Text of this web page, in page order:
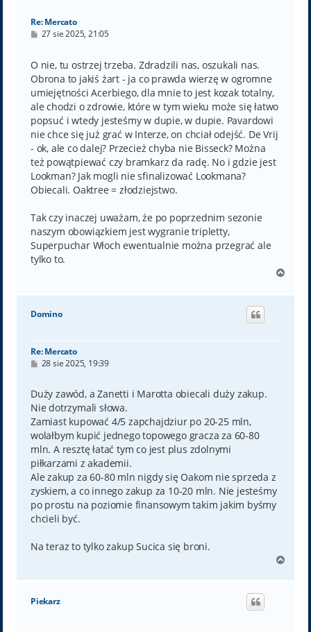
Re: Mercato
P27 sie 2025, 21:05
O nie, tu ostrzej trzeba. Zdradzili nas, oszukali nas.
Obrona to jakiś żart - ja co prawda wierzę w ogromne
umiejętności Acerbiego, dla mnie to jest kozak totalny,
ale chodzi o zdrowie, które w tym wieku może się łatwo
popsuć i wtedy jesteśmy w dupie, w dupie. Pavardowi
nie chce się już grać w Interze, on chciał odejść. De Vrij
- ok, ale co dalej? Przecież chyba nie Bisseck? Można
też powątpiewać czy bramkarz da radę. No i gdzie jest
Lookman? Jak mogli nie sfinalizować Lookmana?
Obiecali. Oaktree = złodziejstwo.
Tak czy inaczej uważam, że po poprzednim sezonie
naszym obowiązkiem jest wygranie tripletty,
Superpuchar Włoch ewentualnie można przegrać ale
tylko to.
g
Domino
Re: Mercato
P
t
28 sie 2025, 19:39
Duży zawód, a Zanetti i Marotta obiecali duży zakup.
Nie dotrzymali słowa.
Zamiast kupować 4/5 zapchajdziur po 20-25 mln,
wolałbym kupić jednego topowego gracza za 60-80
mln. A resztę łatać tym co jest plus zdolnymi
piłkarzami z akademii.
Ale zakup za 60-80 mln nigdy się Oakom nie sprzeda z
zyskiem, a co innego zakup za 10-20 mln. Nie jesteśmy
po prostu na poziomie finansowym takim jakim byśmy
chcieli być.
Na teraz to tylko zakup Sucica się broni.
g
Piekarz